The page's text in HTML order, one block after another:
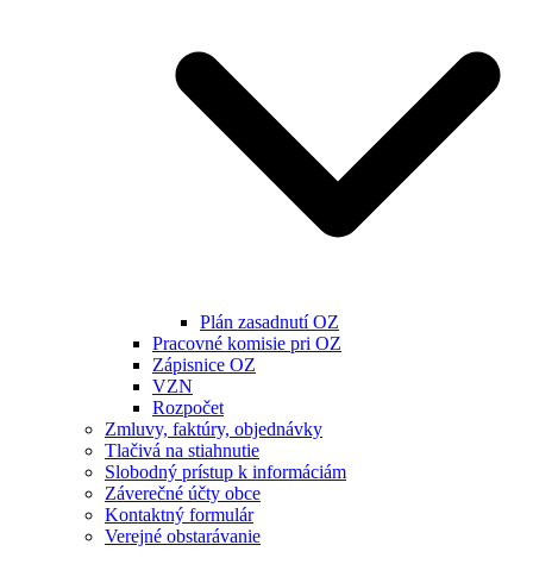
Plán zasadnutí OZ
Pracovné komisie pri OZ
Zápisnice OZ
VZN
Rozpočet
Zmluvy, faktúry, objednávky
Tlačivá na stiahnutie
Slobodný prístup k informáciám
Záverečné účty obce
Kontaktný formulár
Verejné obstarávanie